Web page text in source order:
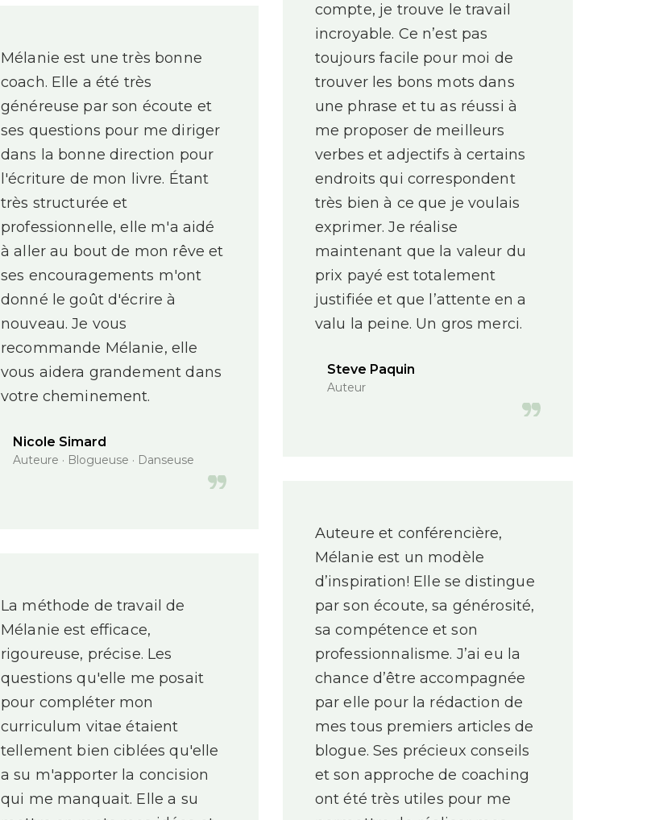
compte, je trouve le travail
incroyable. Ce n’est pas
toujours facile pour moi de
trouver les bons mots dans
une phrase et tu as réussi à
me proposer de meilleurs
verbes et adjectifs à certains
endroits qui correspondent
très bien à ce que je voulais
exprimer. Je réalise
maintenant que la valeur du
prix payé est totalement
justifiée et que l’attente en a
valu la peine. Un gros merci.
Steve Paquin
Auteur
Mélanie est une très bonne
coach. Elle a été très
généreuse par son écoute et
ses questions pour me diriger
dans la bonne direction pour
l'écriture de mon livre. Étant
très structurée et
professionnelle, elle m'a aidé
à aller au bout de mon rêve et
ses encouragements m'ont
donné le goût d'écrire à
nouveau. Je vous
recommande Mélanie, elle
vous aidera grandement dans
votre cheminement.
Nicole Simard
Auteure · Blogueuse · Danseuse
Auteure et conférencière,
Mélanie est un modèle
d’inspiration! Elle se distingue
par son écoute, sa générosité,
sa compétence et son
professionnalisme. J’ai eu la
chance d’être accompagnée
par elle pour la rédaction de
mes tous premiers articles de
blogue. Ses précieux conseils
et son approche de coaching
ont été très utiles pour me
La méthode de travail de
Mélanie est efficace,
rigoureuse, précise. Les
questions qu'elle me posait
pour compléter mon
curriculum vitae étaient
tellement bien ciblées qu'elle
a su m'apporter la concision
qui me manquait. Elle a su